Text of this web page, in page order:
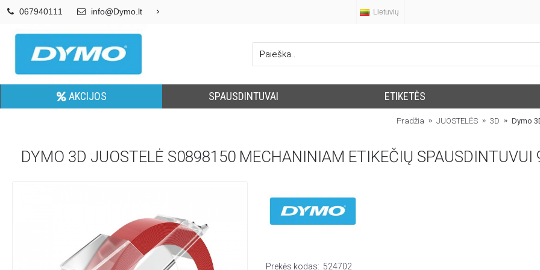
067940111 info@Dymo.lt Lietuvių
AKCIJOS SPAUSDINTUVAI ETIKETĖS
Pradžia JUOSTELĖS 3D Dymo
DYMO 3D JUOSTELĖ S0898150 MECHANINIAM ETIKEČIŲ
Prekės kodas: 524702